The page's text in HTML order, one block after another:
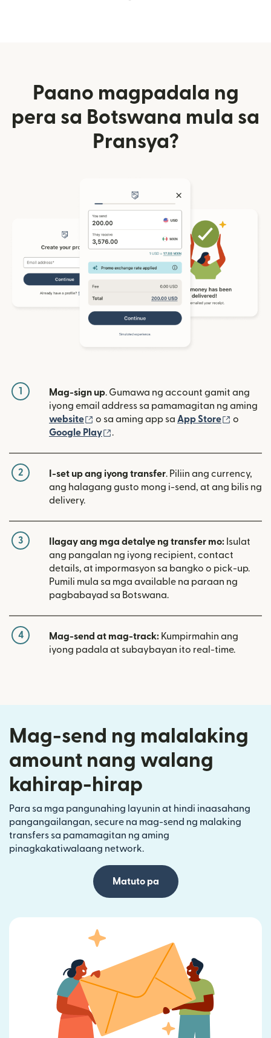
Paano magpadala ng
pera sa Botswana mula sa
Pransya?
1 Mag-sign up. Gumawa ng account gamit ang
iyong email address sa pamamagitan ng aming
website
(bubukas sa bagong window)
o sa aming app sa App Store
o
Google Play
.
2 I-set up ang iyong transfer. Piliin ang currency,
ang halagang gusto mong i-send, at ang bilis ng
delivery.
3 Ilagay ang mga detalye ng transfer mo: Isulat
ang pangalan ng iyong recipient, contact
details, at impormasyon sa bangko o pick-up.
Pumili mula sa mga available na paraan ng
pagbabayad sa Botswana.
4 Mag-send at mag-track: Kumpirmahin ang
iyong padala at subaybayan ito real-time.
Mag-send ng malalaking
amount nang walang
kahirap-hirap
Para sa mga pangunahing layunin at hindi inaasahang
pangangailangan, secure na mag-send ng malaking
transfers sa pamamagitan ng aming
pinagkakatiwalaang network.
Matuto pa